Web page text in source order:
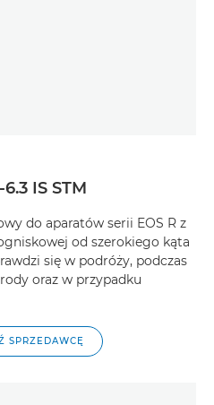
IS STM
do aparatów serii EOS R z
od szerokiego kąta
się w podróży, podczas
oraz w przypadku
SPRZEDAWCĘ